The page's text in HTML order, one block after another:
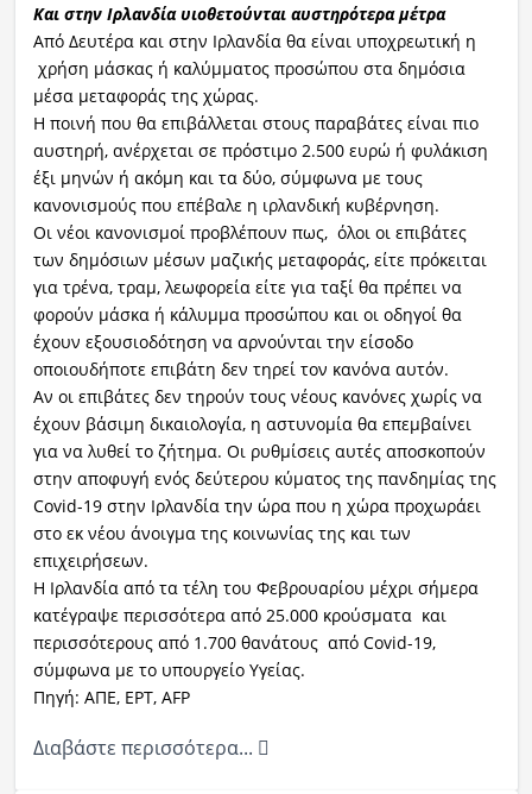
Και στην Ιρλανδία υιοθετούνται αυστηρότερα μέτρα
Από Δευτέρα και στην Ιρλανδία θα είναι υποχρεωτική η
χρήση μάσκας ή καλύμματος προσώπου στα δημόσια
μέσα μεταφοράς της χώρας.
Η ποινή που θα επιβάλλεται στους παραβάτες είναι πιο
αυστηρή, ανέρχεται σε πρόστιμο 2.500 ευρώ ή φυλάκιση
έξι μηνών ή ακόμη και τα δύο, σύμφωνα με τους
κανονισμούς που επέβαλε η ιρλανδική κυβέρνηση.
Οι νέοι κανονισμοί προβλέπουν πως, όλοι οι επιβάτες
των δημόσιων μέσων μαζικής μεταφοράς, είτε πρόκειται
για τρένα, τραμ, λεωφορεία είτε για ταξί θα πρέπει να
φορούν μάσκα ή κάλυμμα προσώπου και οι οδηγοί θα
έχουν εξουσιοδότηση να αρνούνται την είσοδο
οποιουδήποτε επιβάτη δεν τηρεί τον κανόνα αυτόν.
Αν οι επιβάτες δεν τηρούν τους νέους κανόνες χωρίς να
έχουν βάσιμη δικαιολογία, η αστυνομία θα επεμβαίνει
για να λυθεί το ζήτημα. Οι ρυθμίσεις αυτές αποσκοπούν
στην αποφυγή ενός δεύτερου κύματος της πανδημίας της
Covid-19 στην Ιρλανδία την ώρα που η χώρα προχωράει
στο εκ νέου άνοιγμα της κοινωνίας της και των
επιχειρήσεων.
Η Ιρλανδία από τα τέλη του Φεβρουαρίου μέχρι σήμερα
κατέγραψε περισσότερα από 25.000 κρούσματα και
περισσότερους από 1.700 θανάτους από Covid-19,
σύμφωνα με το υπουργείο Υγείας.
Πηγή: ΑΠΕ, ΕΡΤ, AFP
Διαβάστε περισσότερα...